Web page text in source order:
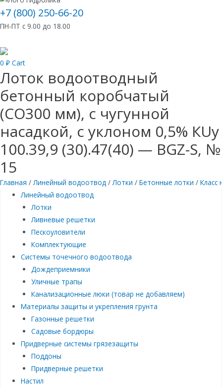
+7 (800) 250-66-20
ПН-ПТ с 9.00 до 18.00
0 ₽ Cart
Лоток водоотводный
бетонный коробчатый
(СО300 мм), с чугунной
насадкой, с уклоном 0,5% КUу
100.39,9 (30).47(40) — BGZ-S, №
15
Главная /Линейный водоотвод /Лотки / Бетонные лотки / Класс
Линейный водоотвод
Лотки
Ливневые решетки
Пескоуловители
Комплектующие
Системы точечного водоотвода
Дождеприемники
Уличные трапы
Канализационные люки (товар не добавляем)
Материалы защиты и укрепления грунта
Газонные решетки
Садовые бордюры
Придверные системы грязезащиты
Поддоны
Придверные решетки
Настил